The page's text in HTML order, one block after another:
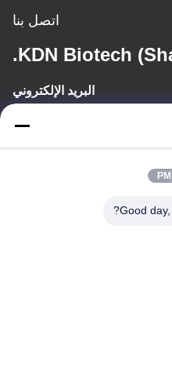
اتصل بنا
KDN Biotech
البريد الإلكتروني
Good